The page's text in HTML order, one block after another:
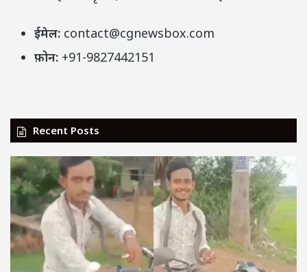
ईमेल: contact@cgnewsbox.com
फ़ोन: +91-9827442151
Recent Posts